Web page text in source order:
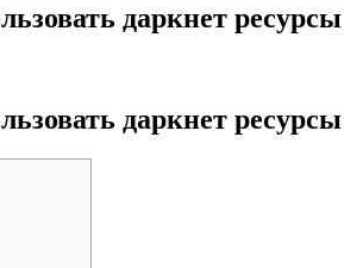
даркнет
даркнет